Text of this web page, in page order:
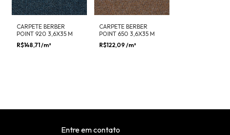
CARPETE BERBER
POINT 920 3,6X35 M
R$148,71/m²
CARPETE BERBER
POINT 650 3,6X35 M
R$122,09 /m²
Entre em contato